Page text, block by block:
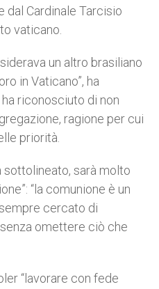
dal Cardinale Tarcisio
vaticano.
un altro brasiliano
in Vaticano”, ha
riconosciuto di non
ragione per cui
priorità.
sottolineato, sarà molto
“la comunione è un
cercato di
omettere ciò che
“lavorare con fede